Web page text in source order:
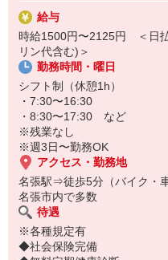
・送迎（運転できる方）
など
残業ゼロ・日勤のみだから、
の時間も大切にできます。
募集終了してしまう前にぜひご
給与
時給1500円〜2125円 ＜日
リン代含む)＞
勤務時間・曜日
シフト制（休憩1h）
・7:30〜16:30
・8:30〜17:30 など
※残業なし
※週3日〜勤務OK
アクセス・勤務地
名張駅⇒徒歩5分（バイク・車
名張市内で多数
待遇
※各種規定有
◆社会保険完備